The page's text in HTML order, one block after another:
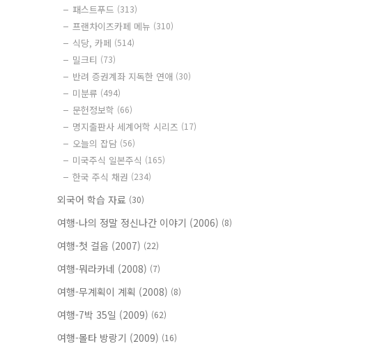
패스트푸드 (313)
프랜차이즈카페 메뉴 (310)
식당, 카페 (514)
밀크티 (73)
반려 증권계좌 지독한 연애 (30)
미분류 (494)
문헌정보학 (66)
명지출판사 세계어학 시리즈 (17)
오늘의 잡담 (56)
미국주식 일본주식 (165)
한국 주식 채권 (234)
외국어 학습 자료 (30)
여행-나의 정말 정신나간 이야기 (2006) (8)
여행-첫 걸음 (2007) (22)
여행-뭐라카네 (2008) (7)
여행-무계획이 계획 (2008) (8)
여행-7박 35일 (2009) (62)
여행-몰타 방랑기 (2009) (16)